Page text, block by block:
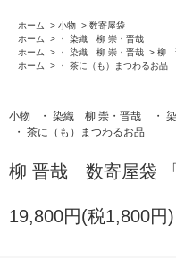
ホーム > 小物 > 数寄屋袋
ホーム
>
・ 染織 柳 崇・晋哉
ホーム
> ・ 染織 柳 崇・晋哉 > 柳
ホーム
> ・ 茶に（も）まつわるお品
小物 ・ 染織 柳 崇・晋哉 ・
・ 茶に（も）まつわるお品
柳 晋哉 数寄屋袋
19,800円(税1,800円)